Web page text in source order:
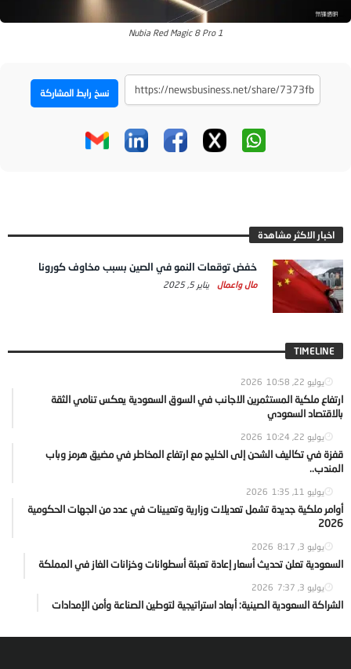
Nubia Red Magic 8 Pro 1
نسخ رابط المشاركة
اخبار الاكثر مشاهدة
خفض توقعات النمو في الصين بسبب مخاوف كورونا
مال واعمال يناير 5, 2025
TIMELINE
يوليو 22, 2026 10:58
ارتفاع ملكية المستثمرين الاجانب في السوق السعودية يعكس تنامي الثقة
بالاقتصاد السعودي
يوليو 22, 2026 10:24
قفزة في تكاليف الشحن إلى الخليج مع ارتفاع المخاطر في مضيق هرمز وباب
المندب..
يوليو 11, 2026 1:35
أوامر ملكية جديدة تشمل تعديلات وزارية وتعيينات في عدد من الجهات الحكومية
2026
يوليو 3, 2026 8:17
السعودية تعلن تحديث أسعار إعادة تعبئة أسطوانات وخزانات الغاز في المملكة
يوليو 3, 2026 7:37
الشراكة السعودية الصينية: أبعاد استراتيجية لتوطين الصناعة وأمن الإمدادات